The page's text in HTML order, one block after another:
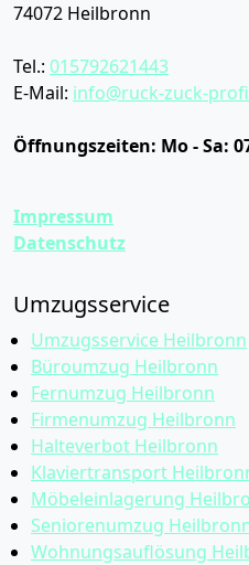
74072 Heilbronn
Tel.: 015792621443
E-Mail: info@ruck-zuck-
Öffnungszeiten: Mo - Sa:
Impressum
Datenschutz
Umzugsservice
Umzugsservice Heilbronn
Büroumzug Heilbronn
Fernumzug Heilbronn
Firmenumzug Heilbronn
Halteverbot Heilbronn
Klaviertransport
Möbeleinlagerung
Seniorenumzug
Wohnungsauflösung